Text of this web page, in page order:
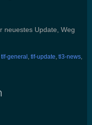
neuestes Update, Weg
tlf-general , tlf-update, tl3-news,